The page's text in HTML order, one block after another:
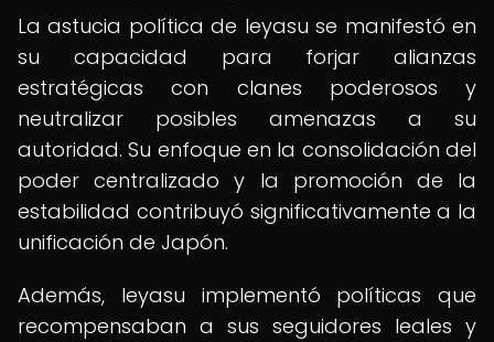
La astucia política de Ieyasu se manifestó en
su capacidad para forjar alianzas
estratégicas con clanes poderosos y
neutralizar posibles amenazas a su
autoridad. Su enfoque en la consolidación del
poder centralizado y la promoción de la
estabilidad contribuyó significativamente a la
unificación de Japón.
Además, Ieyasu implementó políticas que
recompensaban a sus seguidores leales y